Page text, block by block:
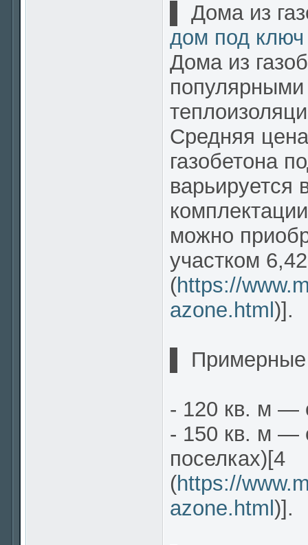
▌ Дома из
дом под ключ
Дома из
популярными
Средняя
газобетона
варьируется
можно
участком
(https://
azone.html )].
▌
- 120 кв. м —
- 150 кв. м —
поселках)[4
(https://
azone.html )].